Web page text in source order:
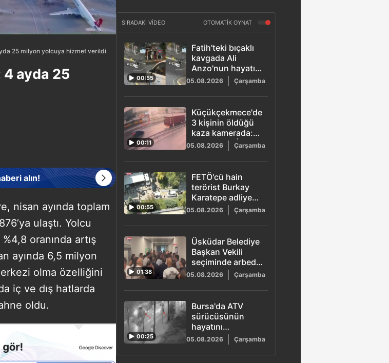
25 milyon yolcuya hizmet verildi
ayda 25
alın!
nisan ayında toplam
ulaştı. Yolcu
oranında artış
ayında 6,5 milyon
olma özelliğini
iç ve dış hatlarda
oldu.
SIRADAKİ VİDEO OTOMATİK OYNAT
00:55
Fatih'teki bıçaklı
kavgada Ali
Anzo'nun hayatını
kaybettiği anların
yeni görüntüleri
ortaya çıktı: 8
gözaltı
05.08.2026 Çarşamba
00:11
Küçükçekmece'de
3 kişinin öldüğü
kaza kamerada:
Otomobilin İETT
otobüsüne
çarptığı anlar
saniye saniye
kaydedildi
05.08.2026 Çarşamba
00:55
FETÖ'cü hain
terörist Burkay
Karatepe adliyeye
sevk edildi!
05.08.2026 Çarşamba
01:38
Üsküdar Belediye
Başkan Vekili
seçiminde arbede
yaşandı
05.08.2026 Çarşamba
00:25
Bursa'da ATV
sürücüsünün
hayatını
kaybettiği
kazanın güvenlik
kamerası
05.08.2026 Çarşamba